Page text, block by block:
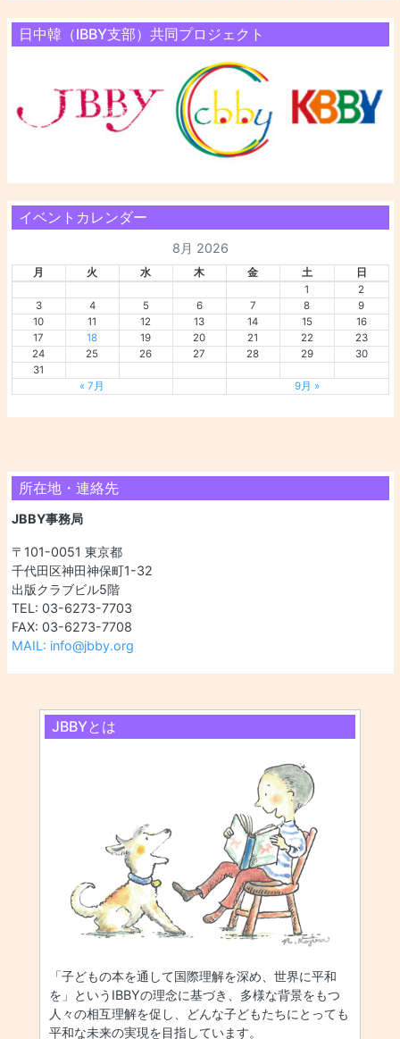
日中韓（IBBY支部）共同プロジェクト
イベントカレンダー
8月 2026
月 火 水 木 金 土
日
1
2
3
4 5 6 7 8
9
10
11 12 13 14 15
16
17
18 19 20 21 22
23
24
25 26 27 28 29
30
31
« 7月
9月 »
所在地・連絡先
JBBY事務局
〒101-0051 東京都
千代田区神田神保町1-32
出版クラブビル5階
TEL: 03-6273-7703
FAX: 03-6273-7708
MAIL: info@jbby.org
JBBYとは
「子どもの本を通して国際理解を深め、世界に平和
を」というIBBYの理念に基づき、多様な背景をもつ
人々の相互理解を促し、どんな子どもたちにとっても
平和な未来の実現を目指しています。